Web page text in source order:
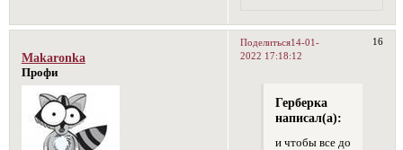
Поделиться 16
14-01-
2022 17:18:12
Makaronka
Профи
Герберка
написал(а):
и чтобы все до